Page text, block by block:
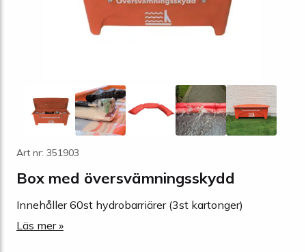
Art nr: 351903
Box med översvämningsskydd
Innehåller 60st hydrobarriärer (3st kartonger)
Läs mer »